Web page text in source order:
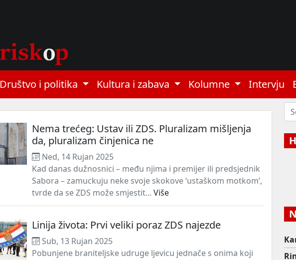
Društvo i politika Kultura i zabava Kolumne Intervju
Nema trećeg: Ustav ili ZDS. Pluralizam mišljenja
da, pluralizam činjenica ne
Ned, 14 Rujan 2025
Kad danas dužnosnici – među njima i premijer ili predsjednik
Sabora – zamuckuju neke svoje skokove ‘ustaškom motkom’,
tvrde da se ZDS može smjestit... Više
Linija života: Prvi veliki poraz ZDS najezde
Sub, 13 Rujan 2025
Pobunjene braniteljske udruge ljevicu jednače s onima koji